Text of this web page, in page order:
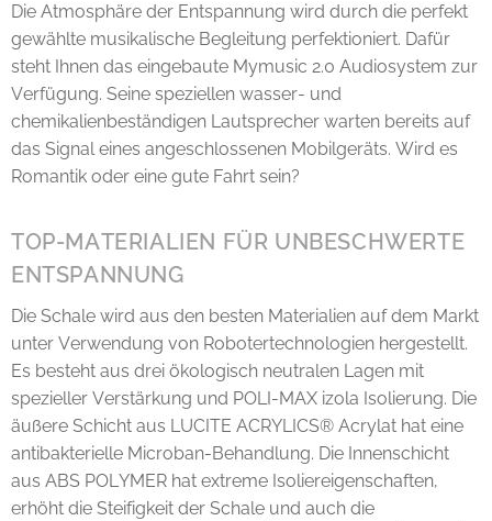
Die Atmosphäre der Entspannung wird durch die perfekt
gewählte musikalische Begleitung perfektioniert. Dafür
steht Ihnen das eingebaute Mymusic 2.0 Audiosystem zur
Verfügung. Seine speziellen wasser- und
chemikalienbeständigen Lautsprecher warten bereits auf
das Signal eines angeschlossenen Mobilgeräts. Wird es
Romantik oder eine gute Fahrt sein?
TOP-MATERIALIEN FÜR UNBESCHWERTE
ENTSPANNUNG
Die Schale wird aus den besten Materialien auf dem Markt
unter Verwendung von Robotertechnologien hergestellt.
Es besteht aus drei ökologisch neutralen Lagen mit
spezieller Verstärkung und POLI-MAX izola Isolierung. Die
äußere Schicht aus LUCITE ACRYLICS® Acrylat hat eine
antibakterielle Microban-Behandlung. Die Innenschicht
aus ABS POLYMER hat extreme Isoliereigenschaften,
erhöht die Steifigkeit der Schale und auch die